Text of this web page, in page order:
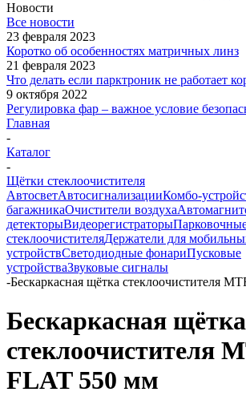
Новости
Все новости
23 февраля 2023
Коротко об особенностях матричных линз
21 февраля 2023
Что делать если парктроник не работает
9 октября 2022
Регулировка фар – важное условие
Главная
-
Каталог
-
Щётки стеклоочистителя
АвтосветАвтосигнализацииКомбо-
багажникаОчистители воздуха
детекторыВидеорегистраторы
стеклоочистителяДержатели для
устройствСветодиодные фонариПусковые
устройстваЗвуковые сигналы
-Бескаркасная щётка стеклоочистителя
Бескаркасная щётка
стеклоочистителя
FLAT 550 мм